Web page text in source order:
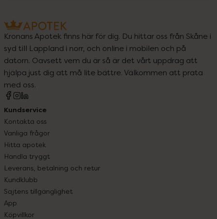
Kronans Apotek finns här för dig. Du hittar oss från Skåne i
syd till Lappland i norr, och online i mobilen och på
datorn. Oavsett vem du är så är det vårt uppdrag att
hjälpa just dig att må lite bättre. Välkommen att prata
med oss.
Kundservice
Kontakta oss
Vanliga frågor
Hitta apotek
Handla tryggt
Leverans, betalning och retur
Kundklubb
Sajtens tillgänglighet
App
Köpvillkor